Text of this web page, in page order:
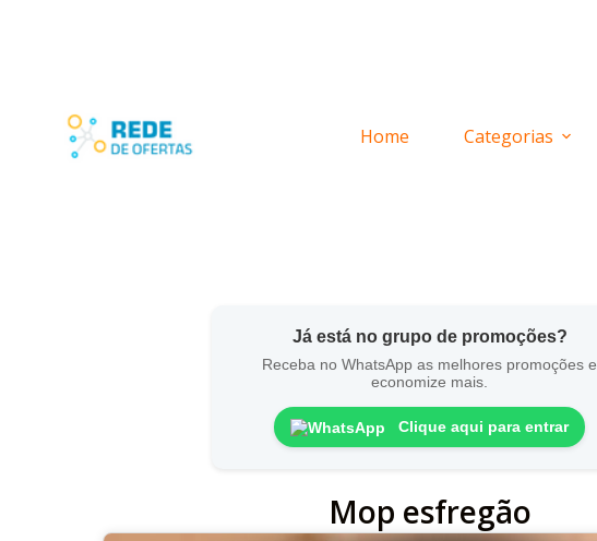
Home Categorias
Já está no grupo de promoções?
Receba no WhatsApp as melhores promoções e
economize mais.
Clique aqui para entrar
Mop esfregão